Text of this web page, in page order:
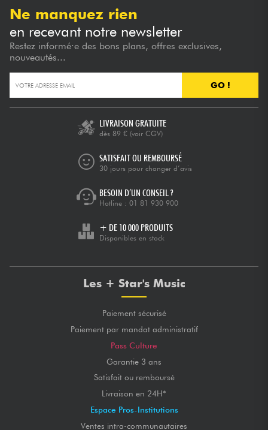
Ne manquez rien
en recevant notre newsletter
Restez informé·e des bons plans, offres exclusives,
nouveautés...
GO !
LIVRAISON GRATUITE
dès 89 € (voir CGV)
SATISFAIT OU REMBOURSÉ
30 jours pour changer d’avis
BESOIN D’UN CONSEIL ?
Hotline : 01 81 930 900
+ DE 10 000 PRODUITS
Disponibles en stock
Les + Star's Music
Paiement sécurisé
Paiement par mandat administratif
Pass Culture
Garantie 3 ans
Satisfait ou remboursé
Livraison en 24H*
Espace Pros-Institutions
Ventes intra-communautaires